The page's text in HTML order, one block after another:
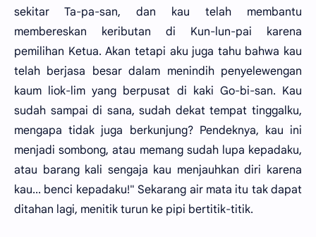
sekitar Ta-pa-san, dan kau telah membantu
membereskan keributan di Kun-lun-pai karena
pemilihan Ketua. Akan tetapi aku juga tahu bahwa kau
telah berjasa besar dalam menindih penyelewengan
kaum liok-lim yang berpusat di kaki Go-bi-san. Kau
sudah sampai di sana, sudah dekat tempat tinggalku,
mengapa tidak juga berkunjung? Pendeknya, kau ini
menjadi sombong, atau memang sudah lupa kepadaku,
atau barang kali sengaja kau menjauhkan diri karena
kau... benci kepadaku!" Sekarang air mata itu tak dapat
ditahan lagi, menitik turun ke pipi bertitik-titik.